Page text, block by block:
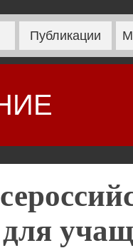
Публикации